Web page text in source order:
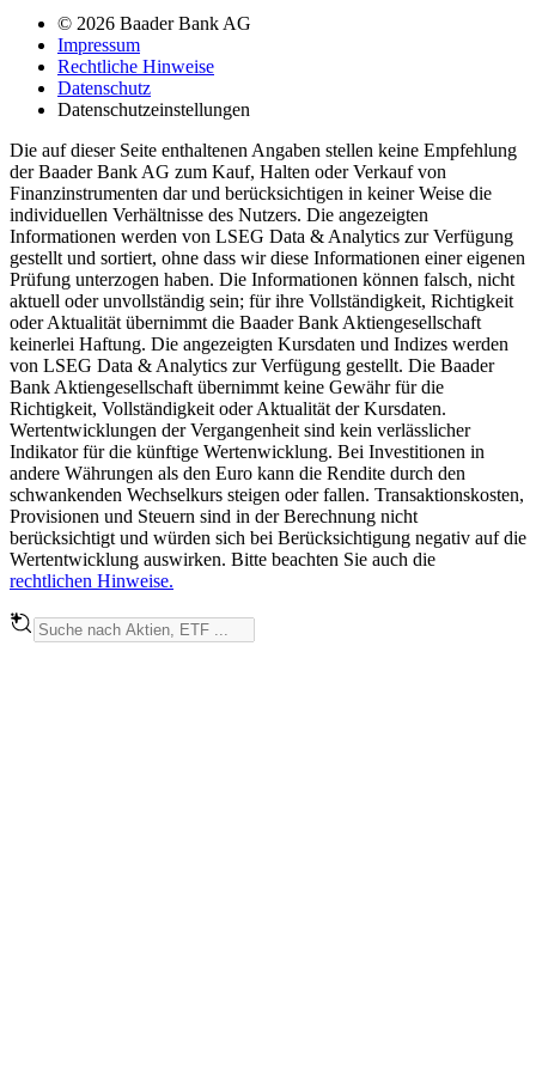
© 2026 Baader Bank AG
Impressum
Rechtliche Hinweise
Datenschutz
Datenschutzeinstellungen
Die auf dieser Seite enthaltenen Angaben stellen keine Empfehlung
der Baader Bank AG zum Kauf, Halten oder Verkauf von
Finanzinstrumenten dar und berücksichtigen in keiner Weise die
individuellen Verhältnisse des Nutzers. Die angezeigten
Informationen werden von LSEG Data & Analytics zur Verfügung
gestellt und sortiert, ohne dass wir diese Informationen einer eigenen
Prüfung unterzogen haben. Die Informationen können falsch, nicht
aktuell oder unvollständig sein; für ihre Vollständigkeit, Richtigkeit
oder Aktualität übernimmt die Baader Bank Aktiengesellschaft
keinerlei Haftung. Die angezeigten Kursdaten und Indizes werden
von LSEG Data & Analytics zur Verfügung gestellt. Die Baader
Bank Aktiengesellschaft übernimmt keine Gewähr für die
Richtigkeit, Vollständigkeit oder Aktualität der Kursdaten.
Wertentwicklungen der Vergangenheit sind kein verlässlicher
Indikator für die künftige Wertenwicklung. Bei Investitionen in
andere Währungen als den Euro kann die Rendite durch den
schwankenden Wechselkurs steigen oder fallen. Transaktionskosten,
Provisionen und Steuern sind in der Berechnung nicht
berücksichtigt und würden sich bei Berücksichtigung negativ auf die
Wertentwicklung auswirken. Bitte beachten Sie auch die
rechtlichen Hinweise.